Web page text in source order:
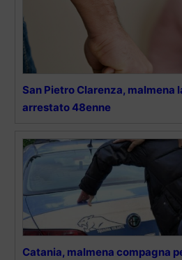
San Pietro Clarenza, malmena
arrestato 48enne
Catania, malmena compagna